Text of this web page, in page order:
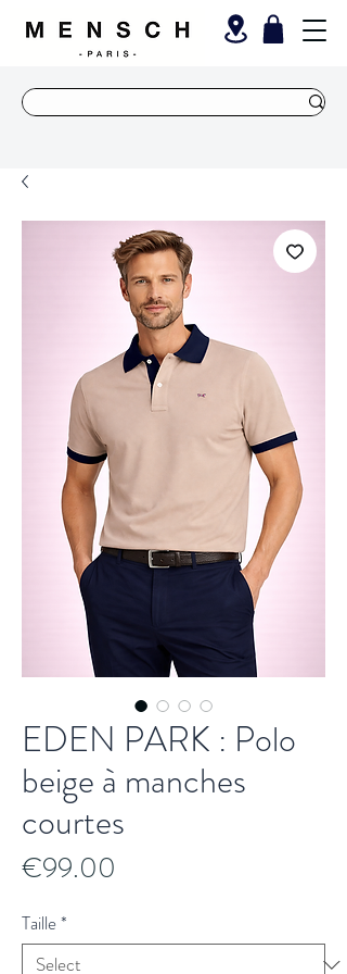
EDEN PARK : Polo
beige à manches
courtes
€99.00
Taille*